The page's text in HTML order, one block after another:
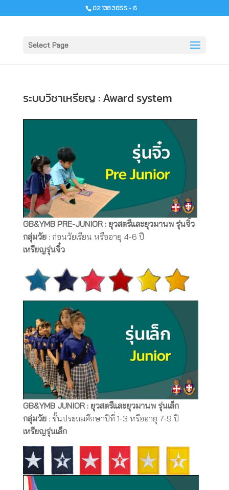
02 138 3655 - 6
Select Page
ระบบวิชาเหรียญ : Award system
GB&YMB PRE-JUNIOR : ยุวสตรีและยุวมานพ รุ่นจิ๋ว
กลุ่มวัย: ก่อนวัยเรียน หรืออายุ 4-6 ปี
เหรียญรุ่นจิ๋ว
GB&YMB JUNIOR : ยุวสตรีและยุวมานพ รุ่นเล็ก
กลุ่มวัย: ชั้นประถมศึกษาปีที่ 1-3 หรืออายุ 7-9 ปี
เหรียญรุ่นเล็ก